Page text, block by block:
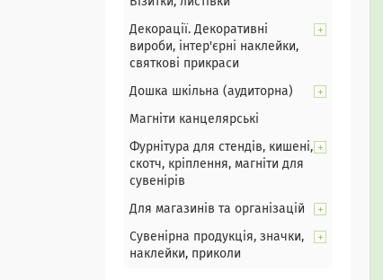
Декорації. Декоративні
вироби, інтер'єрні наклейки,
святкові прикраси
Дошка шкільна (аудиторна)
Магніти канцелярські
Фурнітура для стендів, кишені,
скотч, кріплення, магніти для
сувенірів
Для магазинів та організацій
Сувенірна продукція, значки,
наклейки, приколи